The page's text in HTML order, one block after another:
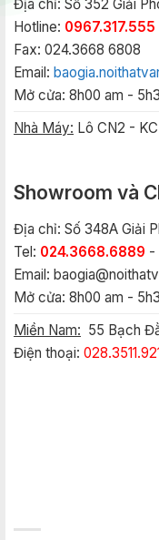
Địa chỉ: Số 352 Giải
Hotline: 0967.317.555
Fax: 024.3668 6808
Email:
Mở cửa: 8h00 am -
Nhà Máy: Lô CN2 -
Showroom và
Địa chỉ: Số 348A Giải
Tel: 024.3668.6889 -
Email:
Mở cửa: 8h00 am -
Miền Nam: 55 Bạch
Điện thoại: